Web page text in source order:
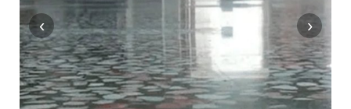
‹ ›